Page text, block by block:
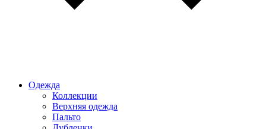
Одежда
Коллекции
Верхняя одежда
Пальто